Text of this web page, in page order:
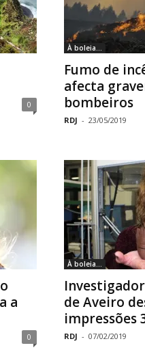
0
À boleia...
Fumo de
afecta
bombeiros
RDJ - 23/05/2019
a
0
À boleia...
de Aveiro
impressões
RDJ - 07/02/2019